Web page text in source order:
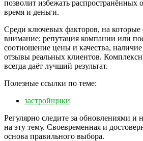
позволит избежать распространённых
время и деньги.
Среди ключевых факторов, на которые
внимание: репутация компании или
соотношение цены и качества,
отзывы реальных клиентов.
всегда даёт лучший результат.
Полезные ссылки по теме:
застройщики
Регулярно следите за обновлениями и
на эту тему. Своевременная и
основа правильного выбора.